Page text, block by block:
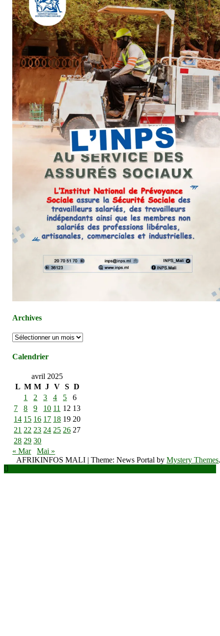
Archives
Archives
Calendrier
avril 2025
L M M J V S D
1
2 3 4 5
6
7
8 9 10 11 12 13
14 15 16 17 18 19 20
21 22 23 24 25 26 27
28 29 30
« Mar
Mai »
AFRIKINFOS MALI |Theme: News Portal byMystery Themes